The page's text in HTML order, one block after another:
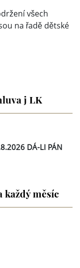
všech
na řadě dětské
j LK
DÁ-LI PÁN
měsíc